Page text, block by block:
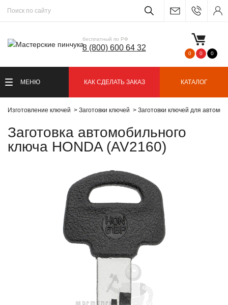
бесплатный по РФ
8 (800) 600 64 32
0 0 0
МЕНЮ КАК СДЕЛАТЬ ЗАКАЗ КАТАЛОГ
Изготовление ключей Заготовки ключей Заготовки ключей для
Заготовка автомобильного
ключа HONDA (AV2160)